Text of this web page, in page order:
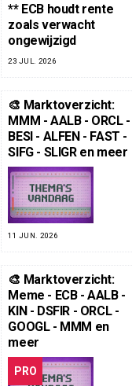
** ECB houdt rente
zoals verwacht
ongewijzigd
23 JUL. 2026
🎨 Marktoverzicht:
MMM - AALB - ORCL -
BESI - ALFEN - FAST -
SIFG - SLIGR en meer
11 JUN. 2026
🎨 Marktoverzicht:
Meme - ECB - AALB -
KIN - DSFIR - ORCL -
GOOGL - MMM en
meer
PRO